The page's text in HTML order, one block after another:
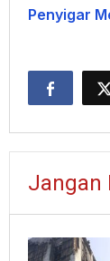
Penyigar
Jangan